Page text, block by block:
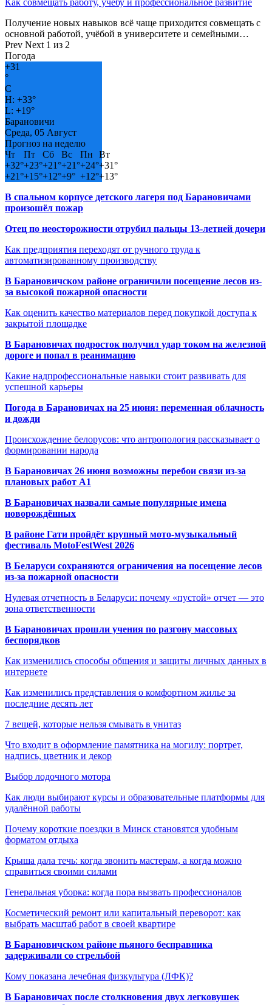
Получение новых навыков всё чаще приходится совмещать с
основной работой, учёбой в университете и семейными…
Prev Next 1 из 2
Погода
+31
°
C
H: +33°
L: +19°
Барановичи
Среда, 05 Август
Прогноз на неделю
Чт
Пт Сб Вс Пн
Вт
+32°+23°+21°+21°+24°+31°
+21°+15°+12°+9° +12°+13°
В спальном корпусе детского лагеря под Барановичами
произошёл пожар
Отец по неосторожности отрубил пальцы 13-летней дочери
Как предприятия переходят от ручного труда к
автоматизированному производству
В Барановичском районе ограничили посещение лесов из-
за высокой пожарной опасности
Как оценить качество материалов перед покупкой доступа к
закрытой площадке
В Барановичах подросток получил удар током на железной
дороге и попал в реанимацию
Какие надпрофессиональные навыки стоит развивать для
успешной карьеры
Погода в Барановичах на 25 июня: переменная облачность
и дожди
Происхождение белорусов: что антропология рассказывает о
формировании народа
В Барановичах 26 июня возможны перебои связи из-за
плановых работ A1
В Барановичах назвали самые популярные имена
новорождённых
В районе Гати пройдёт крупный мото-музыкальный
фестиваль MotoFestWest 2026
В Беларуси сохраняются ограничения на посещение лесов
из-за пожарной опасности
Нулевая отчетность в Беларуси: почему «пустой» отчет — это
зона ответственности
В Барановичах прошли учения по разгону массовых
беспорядков
Как изменились способы общения и защиты личных данных в
интернете
Как изменились представления о комфортном жилье за
последние десять лет
7 вещей, которые нельзя смывать в унитаз
Что входит в оформление памятника на могилу: портрет,
надпись, цветник и декор
Выбор лодочного мотора
Как люди выбирают курсы и образовательные платформы для
удалённой работы
Почему короткие поездки в Минск становятся удобным
форматом отдыха
Крыша дала течь: когда звонить мастерам, а когда можно
справиться своими силами
Генеральная уборка: когда пора вызвать профессионалов
Косметический ремонт или капитальный переворот: как
выбрать масштаб работ в своей квартире
В Барановичском районе пьяного бесправника
задерживали со стрельбой
Кому показана лечебная физкультура (ЛФК)?
В Барановичах после столкновения двух легковушек